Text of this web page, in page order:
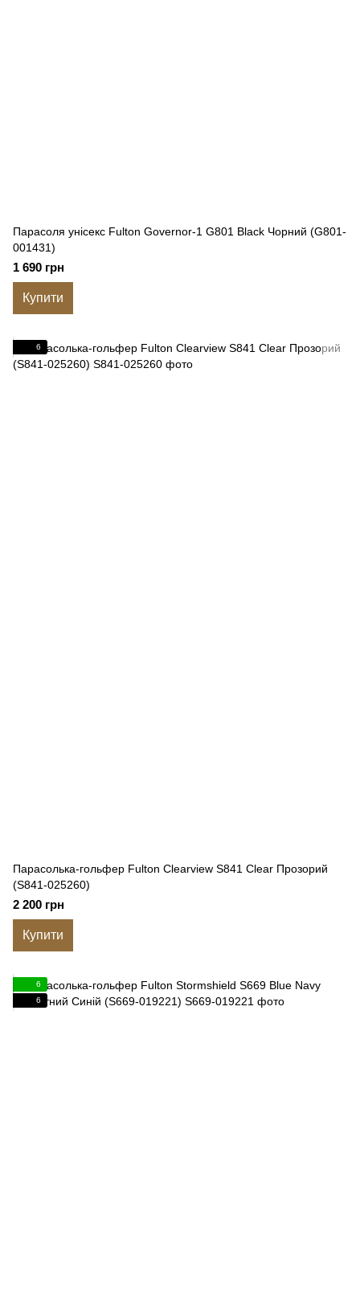
Парасоля унісекс Fulton Governor-1 G801 Black Чорний (G801-
001431)
1 690 грн
Купити
6
Парасолька-гольфер Fulton Clearview S841 Clear Прозорий
(S841-025260)
2 200 грн
Купити
6
6